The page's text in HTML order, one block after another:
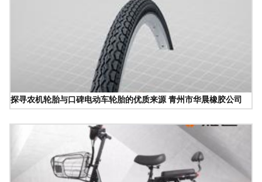
探寻农机轮胎与口碑电动车轮胎的优质来源 青州市华晨橡胶公司